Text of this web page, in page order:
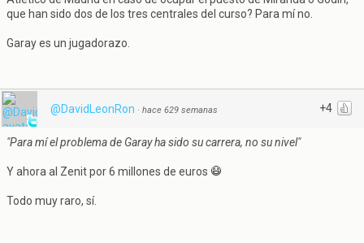
que han sido dos de los tres centrales del curso? Para mí no.
Garay es un jugadorazo.
+4
@DavidLeonRon · hace 629 semanas
"Para mí el problema de Garay ha sido su carrera, no su nivel"
Y ahora al Zenit por 6 millones de euros
Todo muy raro, sí.